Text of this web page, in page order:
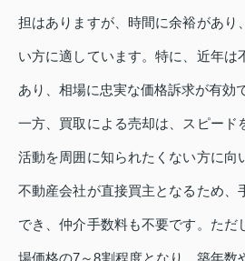
担はありますが、時間に余裕があり
い方に適しています。特に、近年は
あり、相場に忠実な価格訴求が有効
一方、買取による売却は、スピード
活動を周囲に知られたくない方に向
不動産会社が直接買主となるため、
でき、仲介手数料も不要です。ただ
場価格の7～8割程度となり、築年数